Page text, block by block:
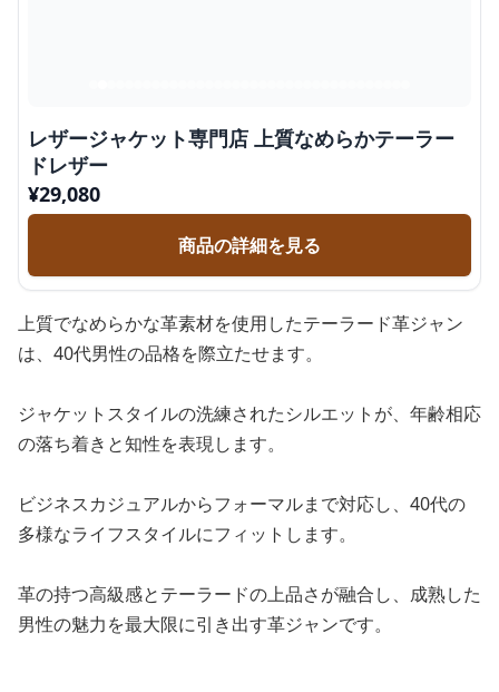
レザージャケット専門店 上質なめらかテーラー
ドレザー
¥29,080
商品の詳細を見る
上質でなめらかな革素材を使用したテーラード革ジャン
は、40代男性の品格を際立たせます。
ジャケットスタイルの洗練されたシルエットが、年齢相応
の落ち着きと知性を表現します。
ビジネスカジュアルからフォーマルまで対応し、40代の
多様なライフスタイルにフィットします。
革の持つ高級感とテーラードの上品さが融合し、成熟した
男性の魅力を最大限に引き出す革ジャンです。